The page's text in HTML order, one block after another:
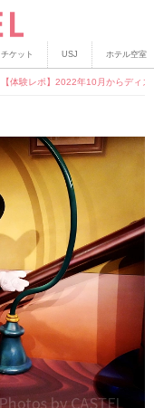
チケット USJ ホテル空室
【体験レポ】2022年10月からディ